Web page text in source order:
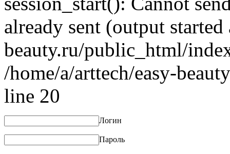
already sent (output
beauty.ru/public_html/
/home/a/arttech/easy-
line 20
Логин
Пароль